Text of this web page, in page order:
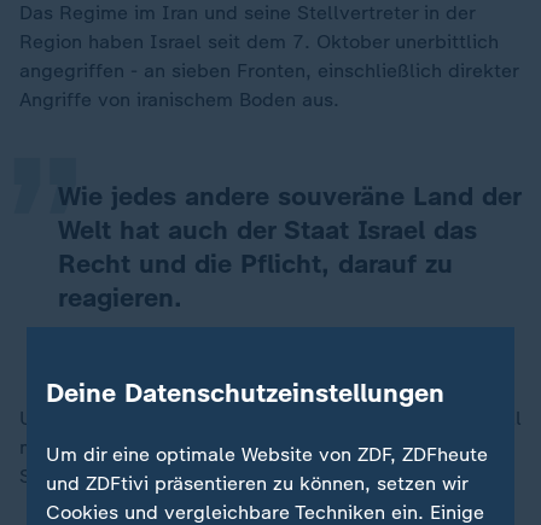
Das Regime im Iran und seine Stellvertreter in der
Region haben Israel seit dem 7. Oktober unerbittlich
angegriffen - an sieben Fronten, einschließlich direkter
Angriffe von iranischem Boden aus.
Wie jedes andere souveräne Land der
Welt hat auch der Staat Israel das
Recht und die Pflicht, darauf zu
reagieren.
„
Unsere defensiven und offensiven Fähigkeiten sind voll
mobilisiert. Wir werden alles Notwendige tun, um den
Staat Israel und das israelische Volk zu verteidigen."
Deine Datenschutzeinstellungen
Um dir eine optimale Website von ZDF, ZDFheute
und ZDFtivi präsentieren zu können, setzen wir
Cookies und vergleichbare Techniken ein. Einige